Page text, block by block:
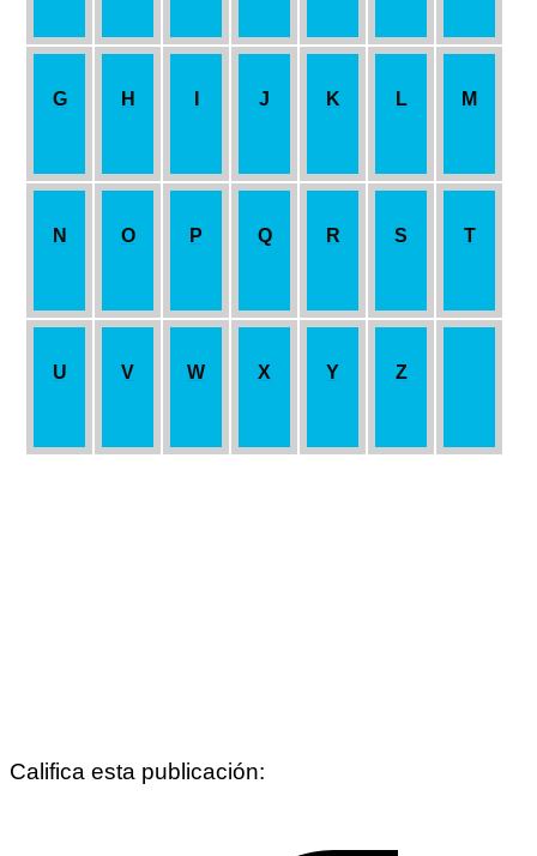
G H J K L M
N O P Q R S T
U V W X Y Z
Califica esta publicación: